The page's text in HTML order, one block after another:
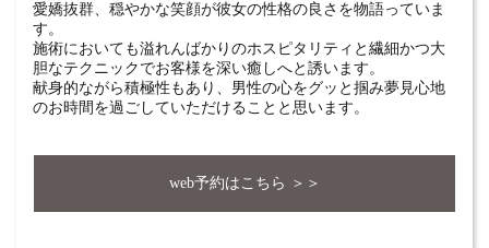
愛嬌抜群、穏やかな笑顔が彼女の性格の良さを物語っていま
す。
施術においても溢れんばかりのホスピタリティと繊細かつ大
胆なテクニックでお客様を深い癒しへと誘います。
献身的ながら積極性もあり、男性の心をグッと掴み夢見心地
のお時間を過ごしていただけることと思います。
web予約はこちら ＞＞